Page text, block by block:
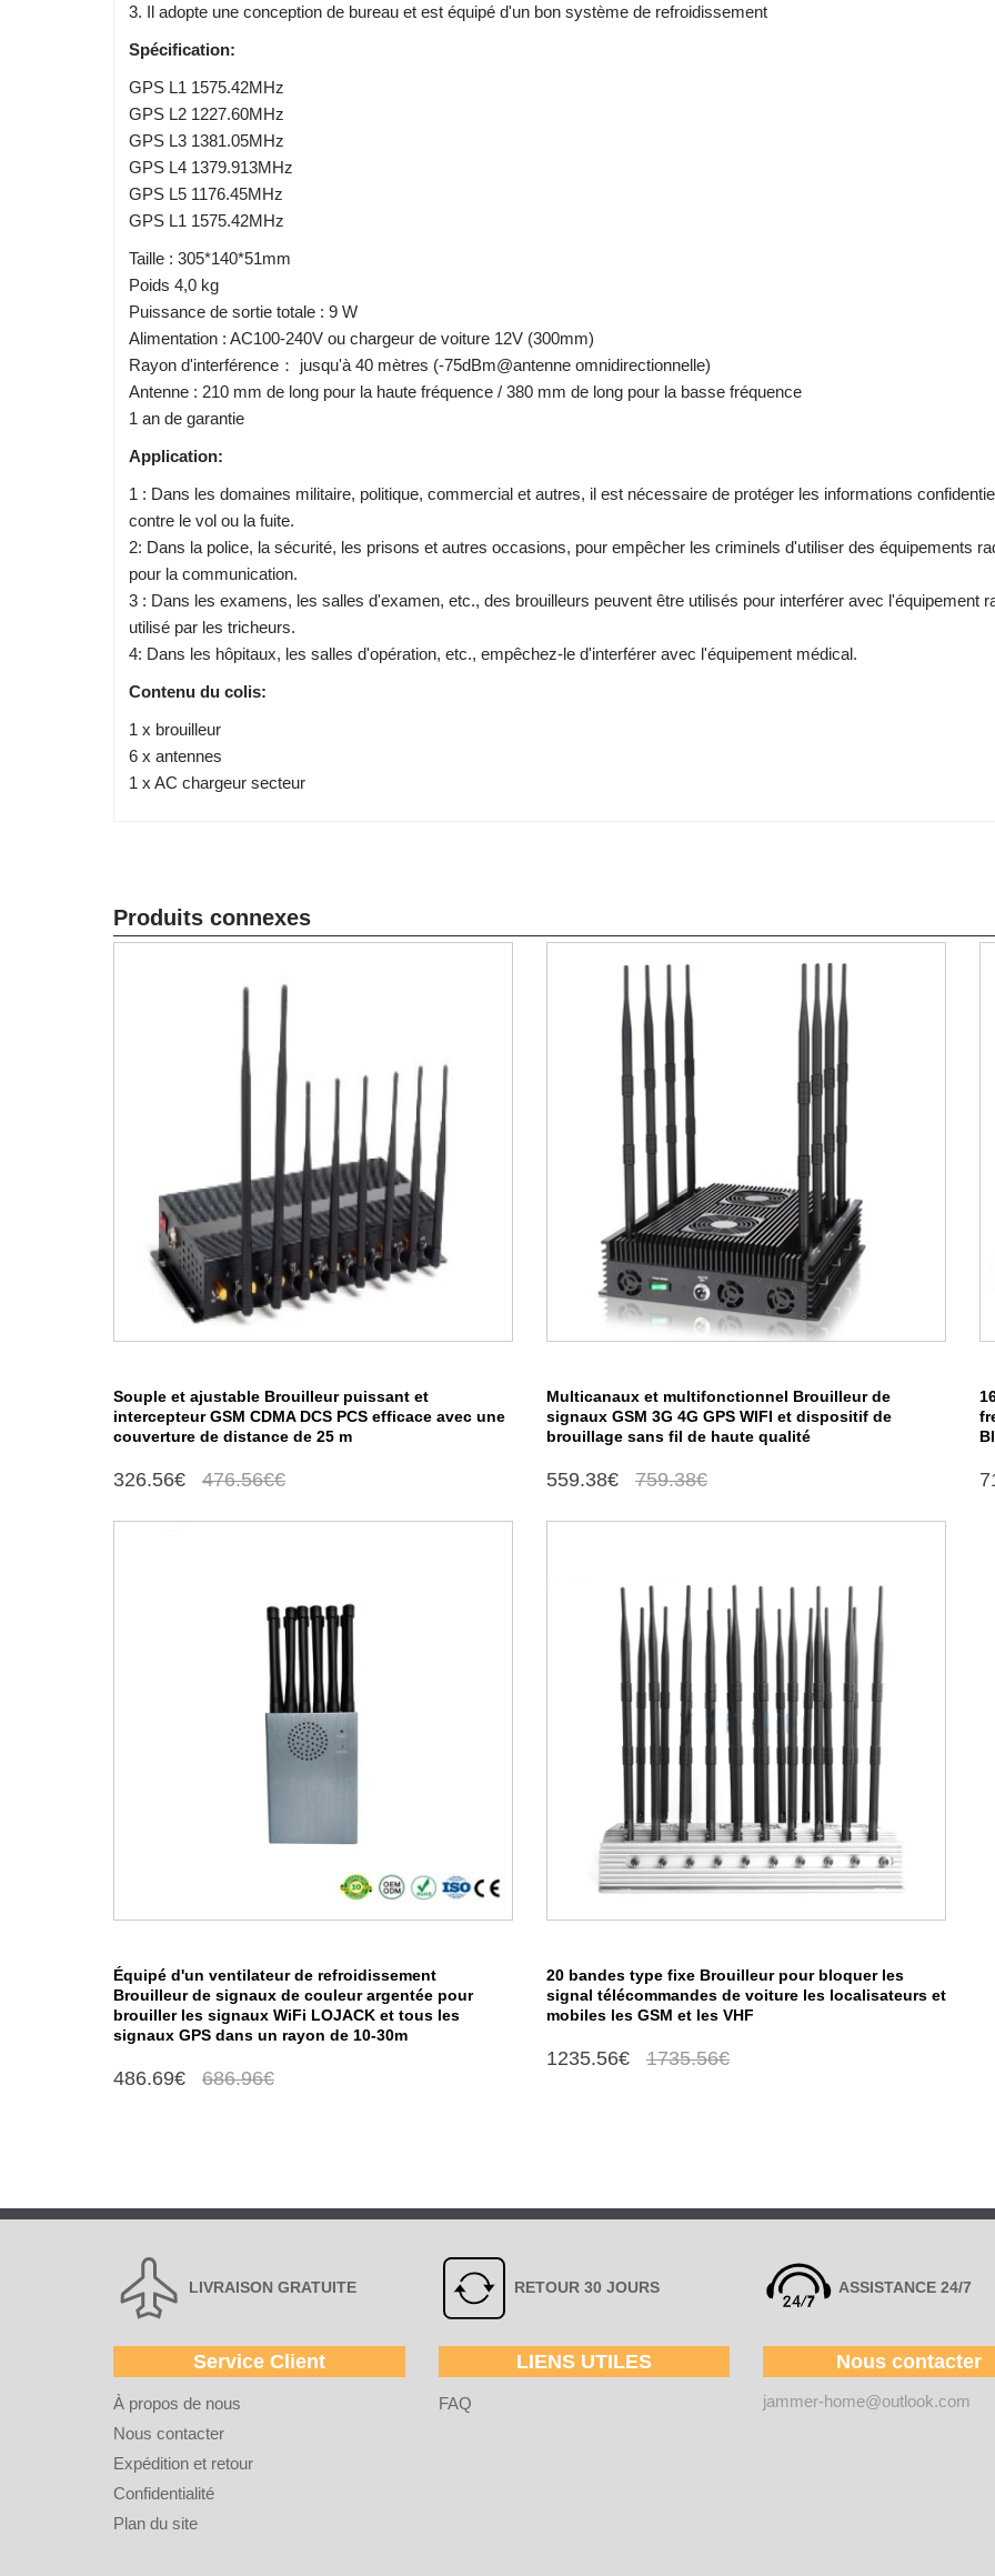
3. Il adopte une conception de bureau et est équipé d'un bon système de refroidissement
Spécification:
GPS L1 1575.42MHz
GPS L2 1227.60MHz
GPS L3 1381.05MHz
GPS L4 1379.913MHz
GPS L5 1176.45MHz
GPS L1 1575.42MHz
Taille : 305*140*51mm
Poids 4,0 kg
Puissance de sortie totale : 9 W
Alimentation : AC100-240V ou chargeur de voiture 12V (300mm)
Rayon d'interférence： jusqu'à 40 mètres (-75dBm@antenne omnidirectionnelle)
Antenne : 210 mm de long pour la haute fréquence / 380 mm de long pour la basse fréquence
1 an de garantie
Application:
1 : Dans les domaines militaire, politique, commercial et autres, il est nécessaire de protéger les informations
contre le vol ou la fuite.
2: Dans la police, la sécurité, les prisons et autres occasions, pour empêcher les criminels d'utiliser des équipements
pour la communication.
3 : Dans les examens, les salles d'examen, etc., des brouilleurs peuvent être utilisés pour interférer avec l'équipement
utilisé par les tricheurs.
4: Dans les hôpitaux, les salles d'opération, etc., empêchez-le d'interférer avec l'équipement médical.
Contenu du colis:
1 x brouilleur
6 x antennes
1 x AC chargeur secteur
Produits connexes
Souple et ajustable Brouilleur puissant et
intercepteur GSM CDMA DCS PCS efficace avec une
couverture de distance de 25 m
326.56€ 476.56€€
Multicanaux et multifonctionnel Brouilleur de
signaux GSM 3G 4G GPS WIFI et dispositif de
brouillage sans fil de haute qualité
559.38€ 759.38€
Équipé d'un ventilateur de refroidissement
Brouilleur de signaux de couleur argentée pour
brouiller les signaux WiFi LOJACK et tous les
signaux GPS dans un rayon de 10-30m
486.69€ 686.96€
20 bandes type fixe Brouilleur pour bloquer les
signal télécommandes de voiture les localisateurs et
mobiles les GSM et les VHF
1235.56€ 1735.56€
LIVRAISON GRATUITE RETOUR 30 JOURS ASSISTANCE 24/7
Service Client
À propos de nous
Nous contacter
Expédition et retour
Confidentialité
Plan du site
LIENS UTILES
FAQ
Nous contacter
jammer-home@outlook.com